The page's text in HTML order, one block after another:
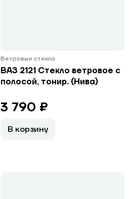
Ветровые стекла
ВАЗ 2121 Стекло ветровое с
полосой, тонир. (Нива)
3 790 ₽
В корзину